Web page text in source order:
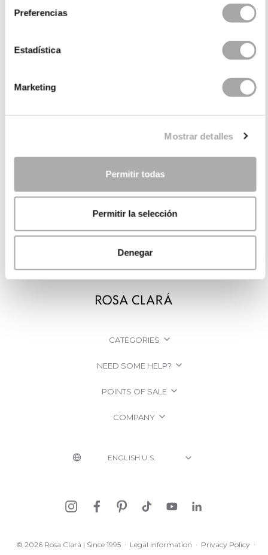
Preferencias
Estadística
Marketing
Mostrar detalles
Permitir todas
Permitir la selección
Denegar
CATEGORIES
NEED SOME HELP?
POINTS OF SALE
COMPANY
© 2026 Rosa Clará | Since 1995 · Legal information · Privacy Policy ·